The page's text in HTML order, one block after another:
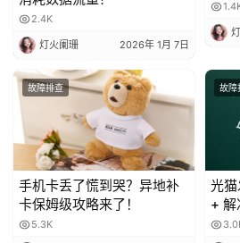
2.4K
灯火阑珊 2026年 1月 7日
故障排查
手机卡丢了慌到哭？异地补
卡保姆级攻略来了！
5.3K
故障
光
+ 解